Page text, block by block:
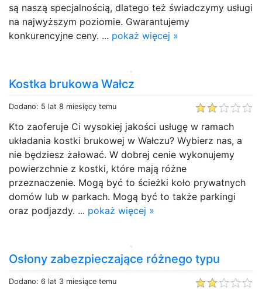
są naszą specjalnością, dlatego też świadczymy usługi
na najwyższym poziomie. Gwarantujemy
konkurencyjne ceny. ... pokaż więcej »
Kostka brukowa Wałcz
Dodano: 5 lat 8 miesięcy temu
Kto zaoferuje Ci wysokiej jakości usługę w ramach
układania kostki brukowej w Wałczu? Wybierz nas, a
nie będziesz żałować. W dobrej cenie wykonujemy
powierzchnie z kostki, które mają różne
przeznaczenie. Mogą być to ścieżki koło prywatnych
domów lub w parkach. Mogą być to także parkingi
oraz podjazdy. ... pokaż więcej »
Osłony zabezpieczające różnego typu
Dodano: 6 lat 3 miesiące temu